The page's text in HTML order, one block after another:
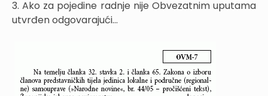
3. Ako za pojedine radnje nije Obvezatnim uputama
utvrđen odgovarajući...